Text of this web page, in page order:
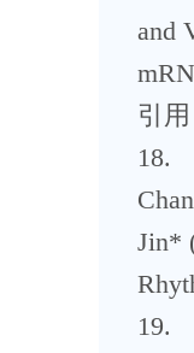
and
引
18.
Jin*
19.